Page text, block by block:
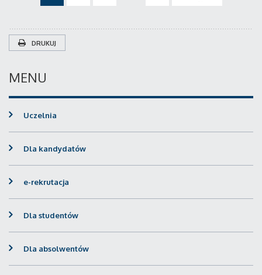
DRUKUJ
MENU
Uczelnia
Dla kandydatów
e-rekrutacja
Dla studentów
Dla absolwentów